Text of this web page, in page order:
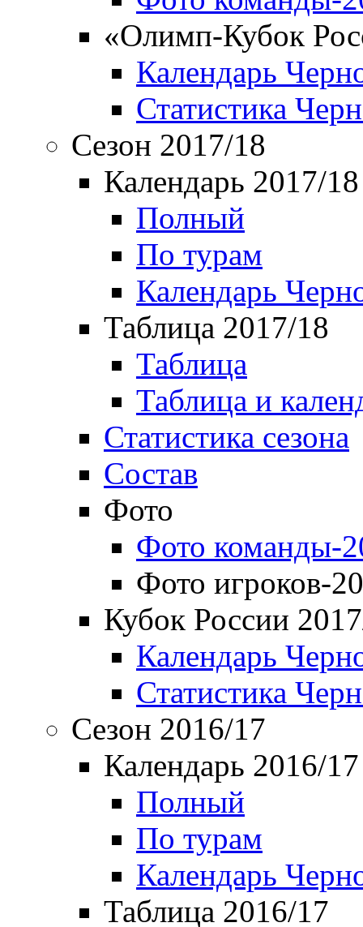
«Олимп-Кубок
Календарь
Статистика
Сезон 2017/18
Календарь 2017/18
Полный
По турам
Календарь
Таблица 2017/18
Таблица
Таблица и
Статистика сезона
Состав
Фото
Фото команды-
Фото игроков-
Кубок России
Календарь
Статистика
Сезон 2016/17
Календарь 2016/17
Полный
По турам
Календарь
Таблица 2016/17